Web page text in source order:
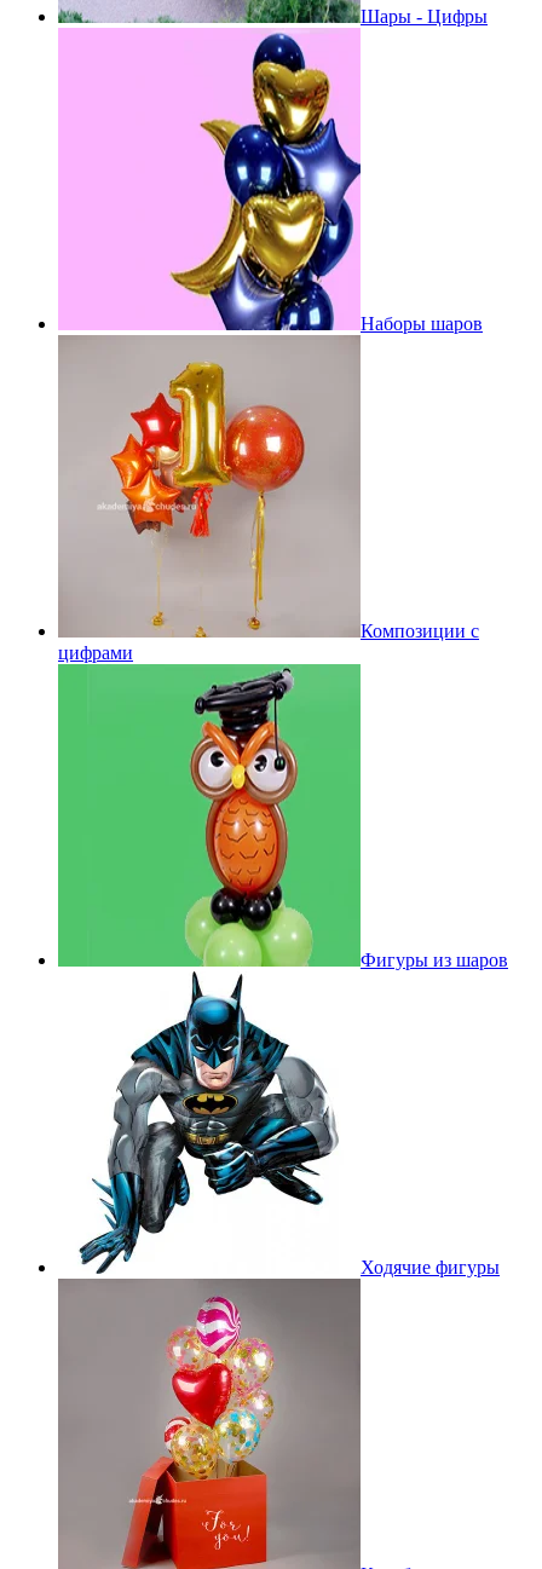
Шары - Цифры
Наборы шаров
Композиции с
цифрами
Фигуры из шаров
Ходячие фигуры